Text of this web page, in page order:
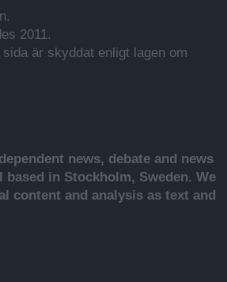
2011.
sida är skyddat enligt lagen om
news, debate and news
in Stockholm, Sweden. We
content and analysis as text and